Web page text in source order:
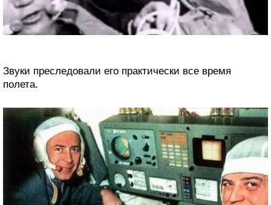
Звуки преследовали его практически все время
полета.